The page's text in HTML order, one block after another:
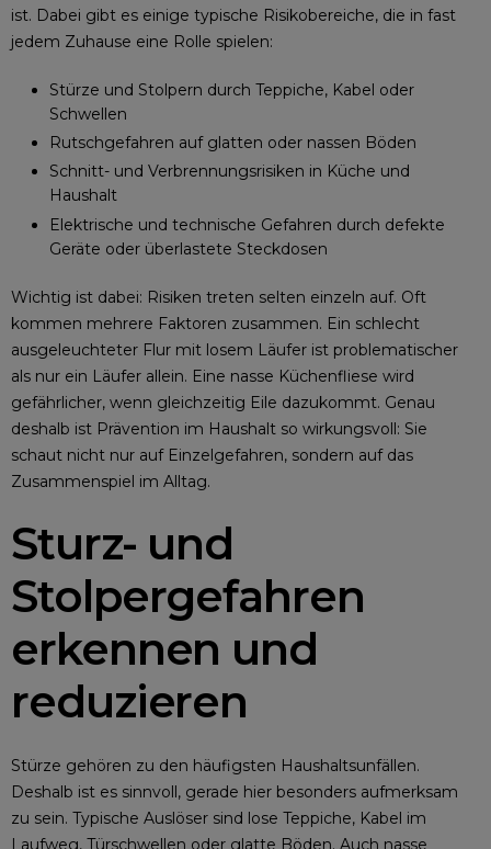
ist. Dabei gibt es einige typische Risikobereiche, die in fast
jedem Zuhause eine Rolle spielen:
Stürze und Stolpern durch Teppiche, Kabel oder
Schwellen
Rutschgefahren auf glatten oder nassen Böden
Schnitt- und Verbrennungsrisiken in Küche und
Haushalt
Elektrische und technische Gefahren durch defekte
Geräte oder überlastete Steckdosen
Wichtig ist dabei: Risiken treten selten einzeln auf. Oft
kommen mehrere Faktoren zusammen. Ein schlecht
ausgeleuchteter Flur mit losem Läufer ist problematischer
als nur ein Läufer allein. Eine nasse Küchenfliese wird
gefährlicher, wenn gleichzeitig Eile dazukommt. Genau
deshalb ist Prävention im Haushalt so wirkungsvoll: Sie
schaut nicht nur auf Einzelgefahren, sondern auf das
Zusammenspiel im Alltag.
Sturz- und
Stolpergefahren
erkennen und
reduzieren
Stürze gehören zu den häufigsten Haushaltsunfällen.
Deshalb ist es sinnvoll, gerade hier besonders aufmerksam
zu sein. Typische Auslöser sind lose Teppiche, Kabel im
Laufweg, Türschwellen oder glatte Böden. Auch nasse